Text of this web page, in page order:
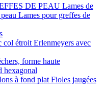
DE PEAU Lames de
Lames pour greffes de
col étroit Erlenmeyers avec
forme haute
hexagonal
à fond plat Fioles jaugées